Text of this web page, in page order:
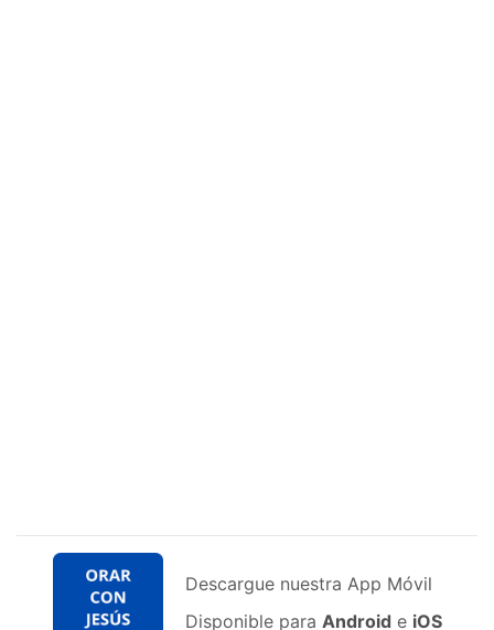
Descargue nuestra App Móvil
Disponible para Android e iOS